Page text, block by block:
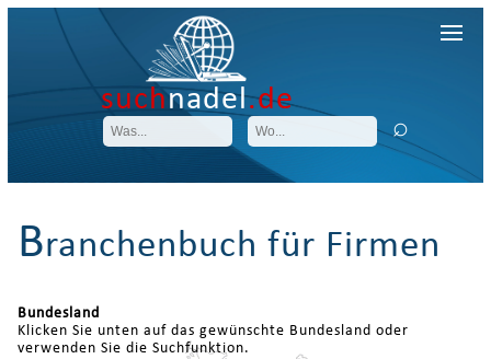
suchnadel.de
Branchenbuch für Firmen
Bundesland
Klicken Sie unten auf das gewünschte Bundesland oder
verwenden Sie die Suchfunktion.